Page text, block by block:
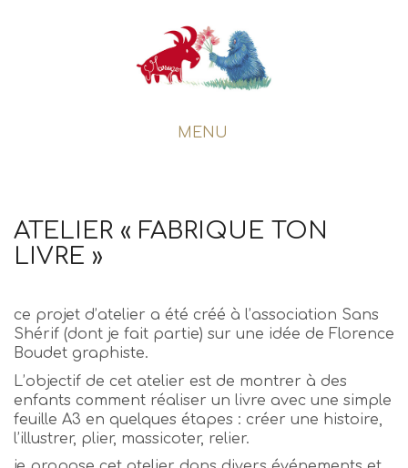
MENU
ATELIER « FABRIQUE TON
LIVRE »
ce projet d’atelier a été créé à l’association Sans
Shérif (dont je fait partie) sur une idée de Florence
Boudet graphiste.
L’objectif de cet atelier est de montrer à des
enfants comment réaliser un livre avec une simple
feuille A3 en quelques étapes : créer une histoire,
l’illustrer, plier, massicoter, relier.